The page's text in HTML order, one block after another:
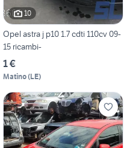
10
Opel astra j p10 1.7 cdti 110cv 09-
15 ricambi-
1 €
Matino(LE)